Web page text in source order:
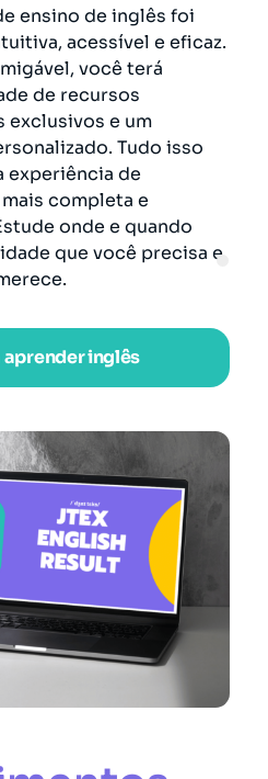
ensino de inglês foi
acessível e eficaz.
você terá
de recursos
exclusivos e um
Tudo isso
experiência de
completa e
onde e quando
que você precisa e
aprender inglês